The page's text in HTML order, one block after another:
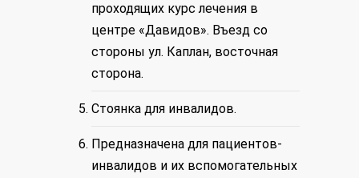
проходящих курс лечения в
центре «Давидов». Въезд со
стороны ул. Каплан, восточная
сторона.
Стоянка для инвалидов.
Предназначена для пациентов-
инвалидов и их вспомогательных